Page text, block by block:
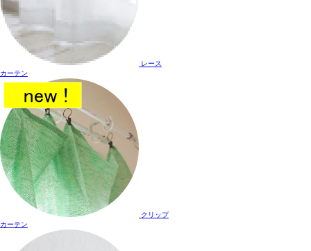
レース
カーテン
クリップ
カーテン